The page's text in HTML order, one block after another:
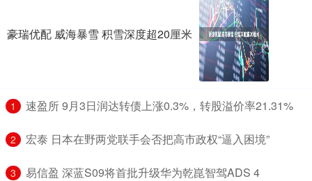
豪瑞优配 威海暴雪 积雪深度超20厘米
1 ​速盈所 9月3日润达转债上涨0.3%，转股溢价率21.31%
2 ​宏泰 日本在野两党联手会否把高市政权“逼入困境”
3 ​易信盈 深蓝S09将首批升级华为乾崑智驾ADS 4